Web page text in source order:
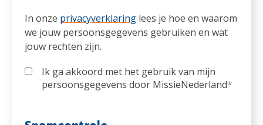
In onze privacyverklaring lees je hoe en waarom
we jouw persoonsgegevens gebruiken en wat
jouw rechten zijn.
Ik ga akkoord met het gebruik van mijn
persoonsgegevens door MissieNederland*